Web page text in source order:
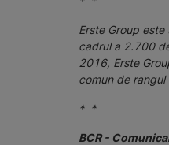
Erste Group
cadrul a 2.700
2016, Erste
comun de
* *
BCR -